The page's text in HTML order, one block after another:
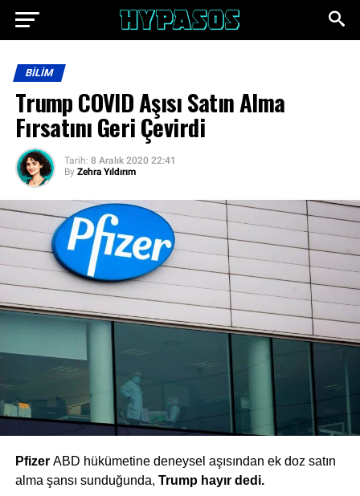
BILIM
Trump COVID Aşısı Satın Alma
Fırsatını Geri Çevirdi
Tarih: 8 Aralık 2020 22:41
By Zehra Yıldırım
Pfizer ABD hükümetine deneysel aşısından ek doz satın
alma şansı sunduğunda, Trump hayır dedi.